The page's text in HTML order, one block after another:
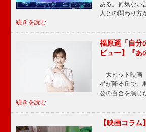
ある。何気ない
人との関わり方
続きを読む
福原遥「自分
ビュー】『あ
大ヒット映画
星が降る丘で、
公の百合を演じ
続きを読む
【映画コラ